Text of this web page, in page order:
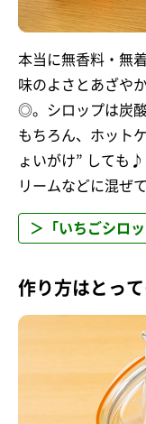
本当に無香料・無
味のよさとあざや
◎。シロップは炭
もちろん、ホット
ょいがけ” しても
リームなどに混ぜ
＞「いちごシロ
作り方はとって